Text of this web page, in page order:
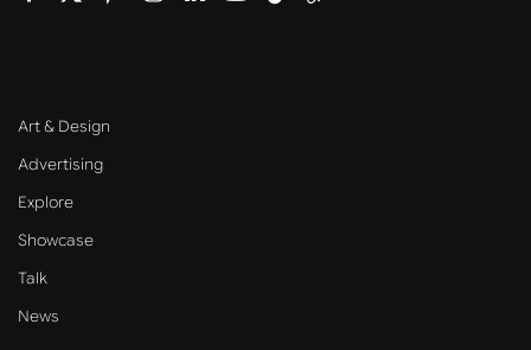
Art & Design
Advertising
Explore
Showcase
Talk
News